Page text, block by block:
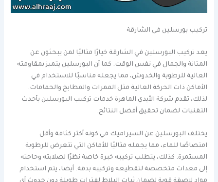
تركيب بورسلين في الشارقة
يعد تركيب البورسلين في الشارقة خيارًا مثاليًا لمن يبحثون عن
المتانة والجمال في نفس الوقت. كما أن البورسلين يتميز بمقاومته
العالية للرطوبة والخدوش، مما يجعله مناسبًا للاستخدام في
الأماكن ذات الحركة العالية مثل الممرات والمطابخ والحمامات.
لذلك، تقدم شركة الأيدي الماهرة خدمات تركيب البورسلين بأحدث
التقنيات لضمان تحقيق أفضل النتائج.
يختلف البورسلين عن السيراميك في كونه أكثر كثافة وأقل
امتصاصًا للماء، مما يجعله مثاليًا للأماكن التي تتعرض للرطوبة
المستمرة. كذلك، يتطلب تركيبه خبرة خاصة نظرًا لصلابته وحاجته
إلى معدات متخصصة لتقطيعه وتركيبه بدقة. أيضا، يتم استخدام